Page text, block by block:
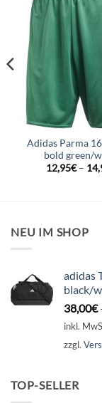
Adidas Parma
bold green/
12,95€–
NEU IM SHOP
adidas
black/
38,00€
inkl.
zzgl.
TOP-SELLER